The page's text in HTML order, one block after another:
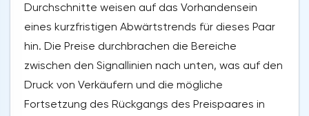
Durchschnitte weisen auf das Vorhandensein
eines kurzfristigen Abwärtstrends für dieses Paar
hin. Die Preise durchbrachen die Bereiche
zwischen den Signallinien nach unten, was auf den
Druck von Verkäufern und die mögliche
Fortsetzung des Rückgangs des Preispaares in